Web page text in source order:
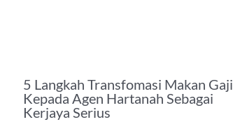
5 Langkah Transfomasi Makan Gaji
Kepada Agen Hartanah Sebagai
Kerjaya Serius